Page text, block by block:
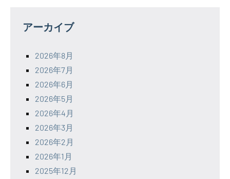
アーカイブ
2026年8月
2026年7月
2026年6月
2026年5月
2026年4月
2026年3月
2026年2月
2026年1月
2025年12月